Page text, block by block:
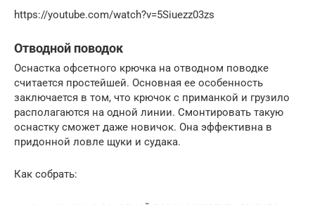
https://youtube.com/watch?v=5Siuezz03zs
Отводной поводок
Оснастка офсетного крючка на отводном поводке
считается простейшей. Основная ее особенность
заключается в том, что крючок с приманкой и грузило
располагаются на одной линии. Смонтировать такую
оснастку сможет даже новичок. Она эффективна в
придонной ловле щуки и судака.
Как собрать: